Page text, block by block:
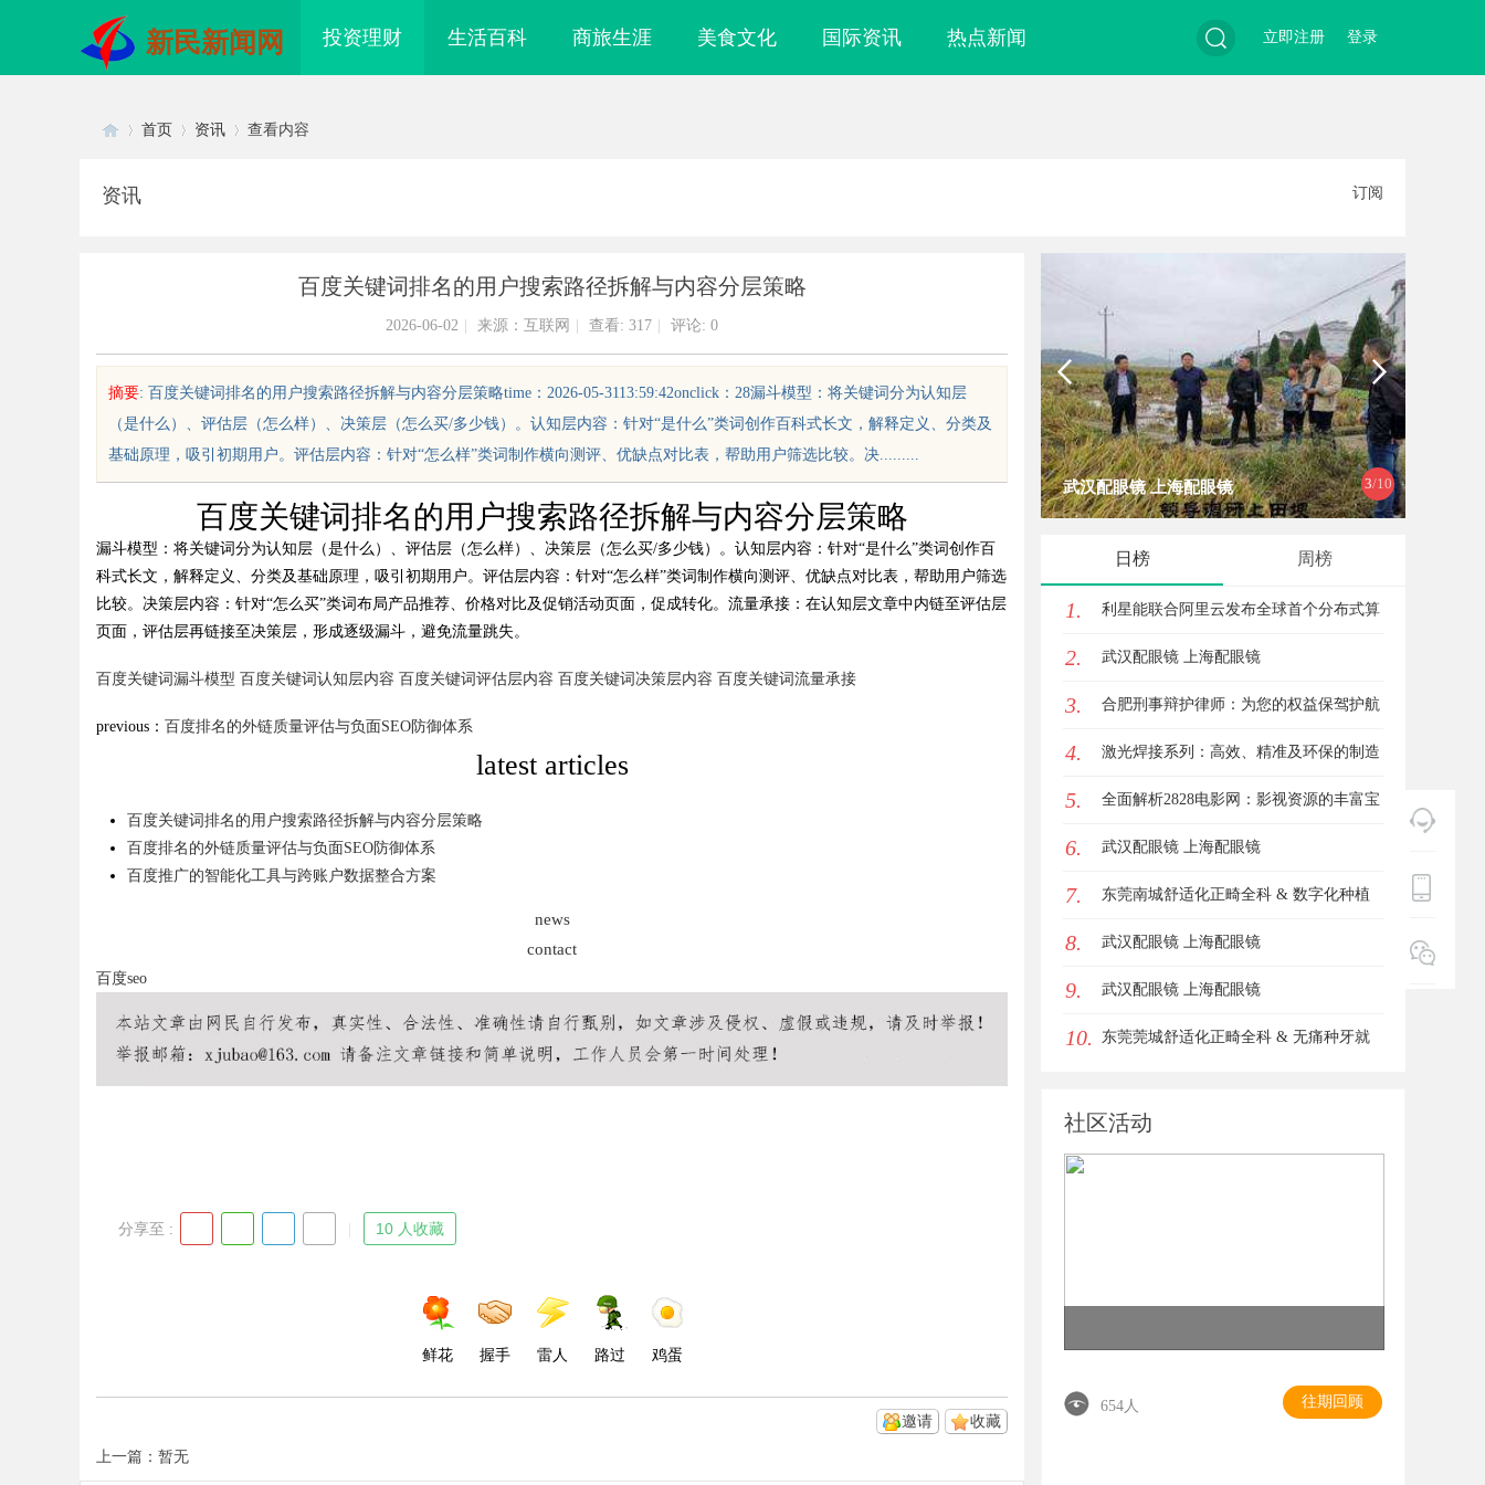
新民新闻网 投资理财 生活百科 商旅生涯 美食文化 国际资讯 热点新闻 登录
立即注册
sc
首页 资讯 查看内容
资讯 订阅
百度关键词排名的用户搜索路径拆解与内容分层策略
2026-06-02 来源：互联网 查看: 317 评论: 0
摘要: 百度关键词排名的用户搜索路径拆解与内容分层策略time：2026-05-3113:59:42onclick：28漏斗模型：将关键词分为认知层
（是什么）、评估层（怎么样）、决策层（怎么买/多少钱）。认知层内容：针对“是什么”类词创作百科式长文，解释定义、分类及
基础原理，吸引初期用户。评估层内容：针对“怎么样”类词制作横向测评、优缺点对比表，帮助用户筛选比较。决.........
百度关键词排名的用户搜索路径拆解与内容分层策略
time： 2026-05-31 13:59:42 onclick： 28
漏斗模型：将关键词分为认知层（是什么）、评估层（怎么样）、决策层（怎么买/多少钱）。认知层内容：针对“是什么”类词创作百
科式长文，解释定义、分类及基础原理，吸引初期用户。评估层内容：针对“怎么样”类词制作横向测评、优缺点对比表，帮助用户筛选
比较。决策层内容：针对“怎么买”类词布局产品推荐、价格对比及促销活动页面，促成转化。流量承接：在认知层文章中内链至评估层
页面，评估层再链接至决策层，形成逐级漏斗，避免流量跳失。
百度关键词漏斗模型 百度关键词认知层内容 百度关键词评估层内容 百度关键词决策层内容 百度关键词流量承接
previous： 百度排名的外链质量评估与负面SEO防御体系
latest articles
百度关键词排名的用户搜索路径拆解与内容分层策略
百度排名的外链质量评估与负面SEO防御体系
百度推广的智能化工具与跨账户数据整合方案
news
contact
百度seo
分享至 : 10 人收藏
鲜花 握手 雷人 路过 鸡蛋
收藏
邀请
上一篇：暂无
3/10
视：引领影视娱乐新时代的先 2026年轻卡回本能力解析：奥铃青春
版回本关键因素与高潜力车型介绍
商标购买：即买即用，规避侵权风险 武汉配眼镜 上海配眼镜
日榜 周榜
1. 利星能联合阿里云发布全球首个分布式算
电协同解决方案
2. 武汉配眼镜 上海配眼镜
3. 合肥刑事辩护律师：为您的权益保驾护航
4. 激光焊接系列：高效、精准及环保的制造
解决方案
5. 全面解析2828电影网：影视资源的丰富宝
库及其使用指南
6. 武汉配眼镜 上海配眼镜
7. 东莞南城舒适化正畸全科 & 数字化种植
诊疗专业指南
8. 武汉配眼镜 上海配眼镜
9. 武汉配眼镜 上海配眼镜
10. 东莞莞城舒适化正畸全科 & 无痛种牙就
社区活动
654人 往期回顾